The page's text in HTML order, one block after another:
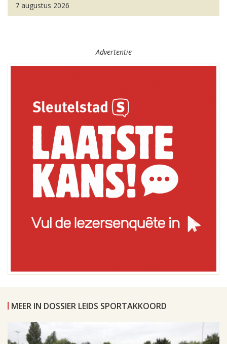
7 augustus 2026
Advertentie
MEER IN DOSSIER LEIDS SPORTAKKOORD